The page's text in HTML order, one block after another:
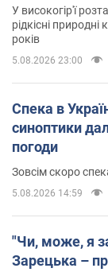
У високогір'ї
рідкісні природні
років
5.08.2026 23:00
Спека в
синоптики
погоди
Зовсім скоро
5.08.2026 14:59
"Чи, може, я
Зарецька –